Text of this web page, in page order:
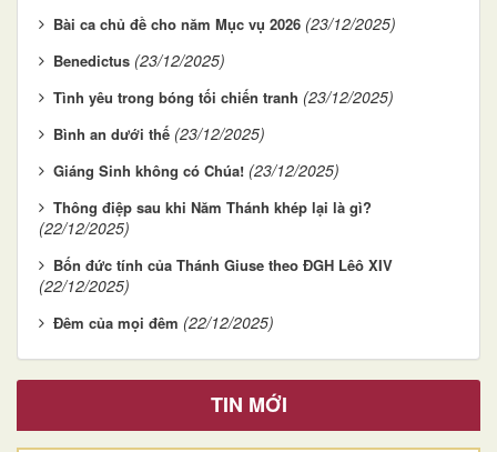
Bài ca chủ đề cho năm Mục vụ 2026 (23/12/2025)
Benedictus (23/12/2025)
Tình yêu trong bóng tối chiến tranh (23/12/2025)
Bình an dưới thế (23/12/2025)
Giáng Sinh không có Chúa! (23/12/2025)
Thông điệp sau khi Năm Thánh khép lại là gì?
(22/12/2025)
Bốn đức tính của Thánh Giuse theo ĐGH Lêô XIV
(22/12/2025)
Đêm của mọi đêm (22/12/2025)
TIN MỚI